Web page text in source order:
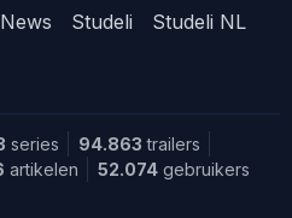
Studeli Studeli NL
series 94.863 trailers
artikelen 52.074 gebruikers